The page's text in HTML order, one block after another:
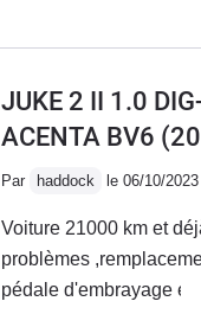
j’ai toujours un
qui Consomme aussi
JUKE 2 II 1.0
ACENTA BV6
Par haddock le 06/10/2023
Voiture 21000 km et déjà des
problèmes ,remplacement de la
pédale d'embrayage et le support prise